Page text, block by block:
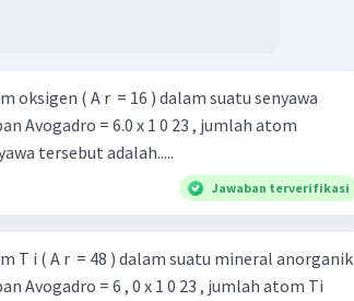
oksigen ( A r ​ = 16 ) dalam suatu senyawa
Avogadro = 6.0 x 1 0 23 , jumlah atom
tersebut adalah.....
Jawaban terverifikasi
T i ( A r ​ = 48 ) dalam suatu mineral anorganik
Avogadro = 6 , 0 x 1 0 23 , jumlah atom Ti